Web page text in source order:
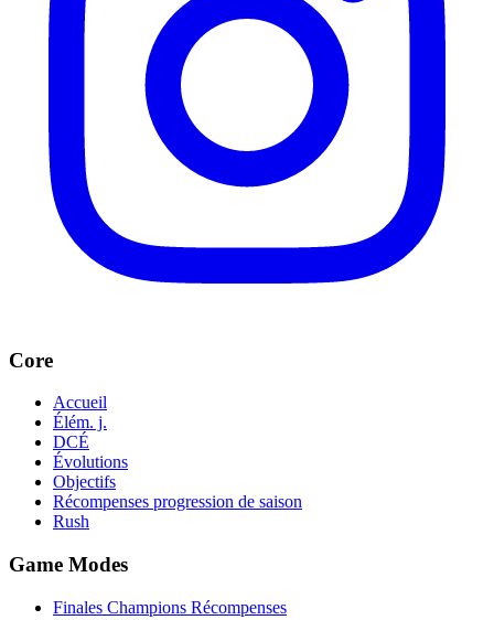
Core
Accueil
Élém. j.
DCÉ
Évolutions
Objectifs
Récompenses progression de saison
Rush
Game Modes
Finales Champions Récompenses